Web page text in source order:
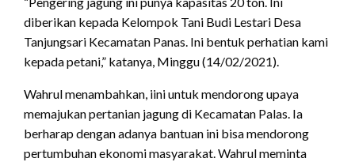
diberikan kepada Kelompok Tani Budi Lestari Desa
Tanjungsari Kecamatan Panas. Ini bentuk perhatian kami
kepada petani,” katanya, Minggu (14/02/2021).
Wahrul menambahkan, iini untuk mendorong upaya
memajukan pertanian jagung di Kecamatan Palas. Ia
berharap dengan adanya bantuan ini bisa mendorong
pertumbuhan ekonomi masyarakat. Wahrul meminta